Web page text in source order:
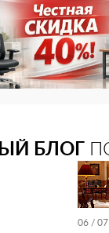
БЛОГ
06 /